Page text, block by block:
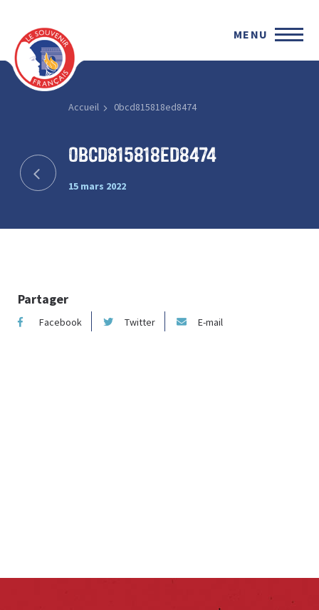
MENU
Accueil 0bcd815818ed8474
0bcd815818ed8474
15 mars 2022
Partager
Facebook Twitter E-mail